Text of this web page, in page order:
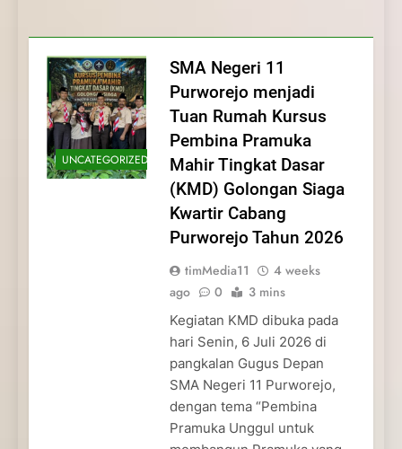
dan Pengabdian Generasi
Pramuka
Pramuka
Kepedulian
UNCATEGORIZED
SMA Negeri 11
Purworejo menjadi
Tuan Rumah Kursus
Pembina Pramuka
Mahir Tingkat Dasar
(KMD) Golongan Siaga
Kwartir Cabang
Purworejo Tahun 2026
timMedia11
4 weeks
ago
0 3 mins
Kegiatan KMD dibuka pada
hari Senin, 6 Juli 2026 di
pangkalan Gugus Depan
SMA Negeri 11 Purworejo,
dengan tema “Pembina
Pramuka Unggul untuk